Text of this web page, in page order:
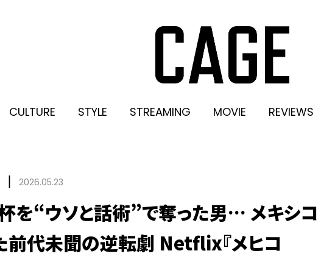
CULTURE STYLE STREAMING MOVIE REVIEWS
丨 2026.05.23
を“ウソと話術”で奪った男… メキシコ
前代未聞の逆転劇 Netflix『メヒコ